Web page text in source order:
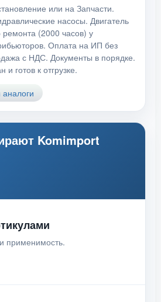
или на Запчасти.
насосы. Двигатель
ремонта (2000 часов) у
Оплата на ИП без
с НДС. Документы в порядке.
и готов к отгрузке.
Komimport
применимость.